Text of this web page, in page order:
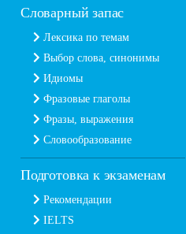
Словарный запас
Лексика по темам
Выбор слова, синонимы
Идиомы
Фразовые глаголы
Фразы, выражения
Словообразование
Подготовка к экзаменам
Рекомендации
IELTS